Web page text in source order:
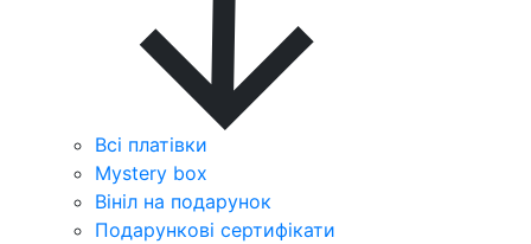
Всі платівки
Mystery box
Вініл на подарунок
Подарункові сертифікати